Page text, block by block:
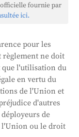
fournie par
ici.
pour les
règlement ne doit
que l'utilisation du
en vertu du
de l'Union et
d'autres
de
l'Union ou le droit